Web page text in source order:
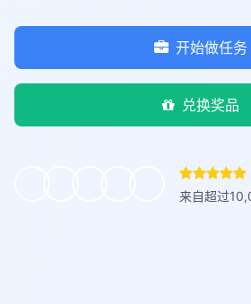
开始做任务
兑换奖品
来自超过